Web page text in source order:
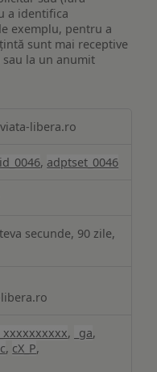
a identifica
exemplu, pentru a
sunt mai receptive
la un anumit
libera.ro
, adptset_0046
secunde, 90 zile,
, _ga,
, cX_P,